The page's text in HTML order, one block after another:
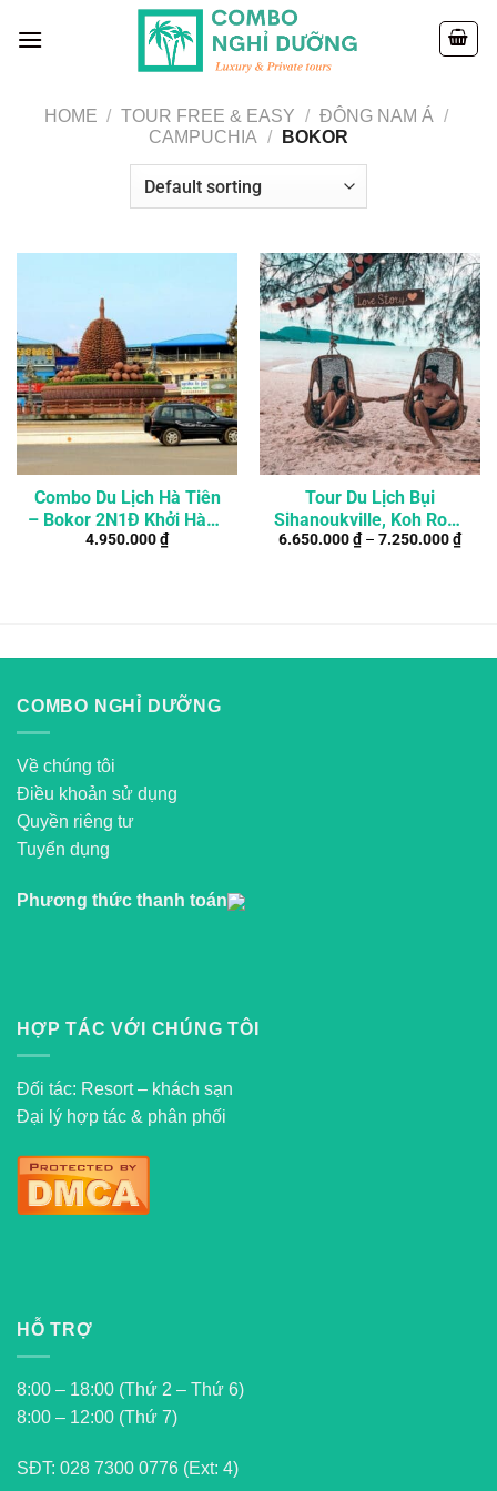
HOME / TOUR FREE & EASY / ĐÔNG NAM Á /
CAMPUCHIA / BOKOR
Combo Du Lịch Hà Tiên
– Bokor 2N1Đ Khởi Hành
Từ TP. Hồ Chí Minh
4.950.000₫
Tour Du Lịch Bụi
Sihanoukville, Koh Rong
Samloem, Bokor 4Đ3N
6.650.000₫– 7.250.000₫
COMBO NGHỈ DƯỠNG
Về chúng tôi
Điều khoản sử dụng
Quyền riêng tư
Tuyển dụng
Phương thức thanh toán
HỢP TÁC VỚI CHÚNG TÔI
Đối tác: Resort – khách sạn
Đại lý hợp tác & phân phối
HỖ TRỢ
8:00 – 18:00 (Thứ 2 – Thứ 6)
8:00 – 12:00 (Thứ 7)
SĐT: 028 7300 0776 (Ext: 4)